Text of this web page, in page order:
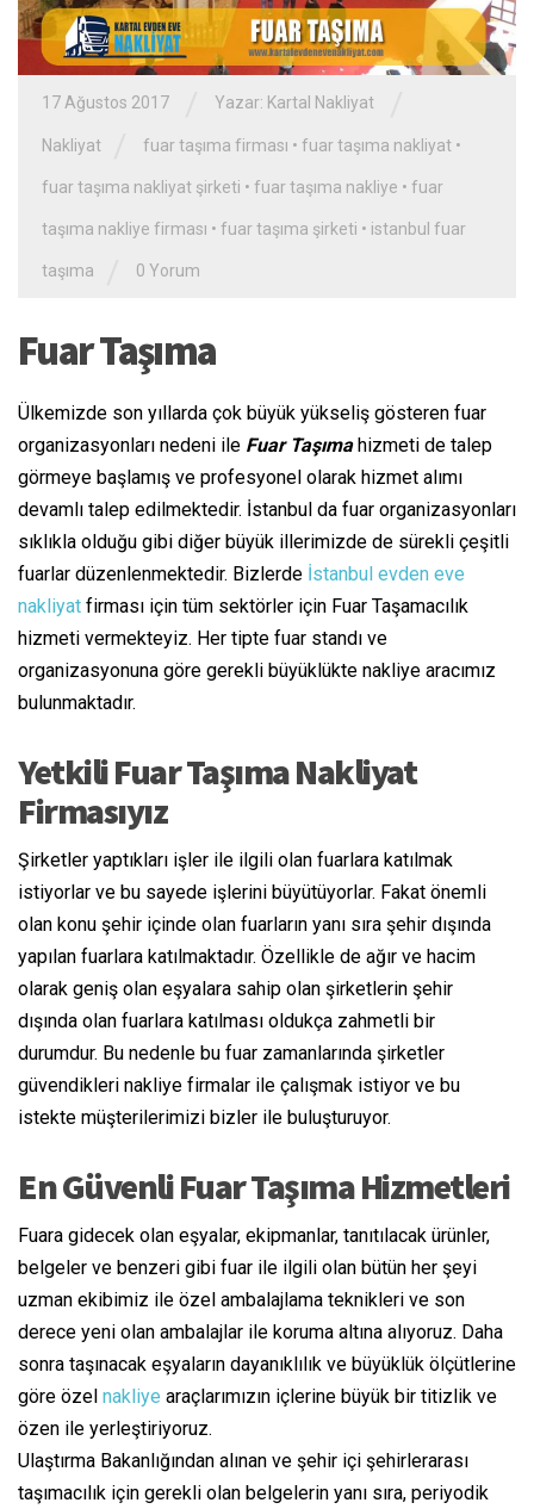
17 Ağustos 2017 Yazar: Kartal Nakliyat
Nakliyat fuar taşıma firması • fuar taşıma nakliyat •
fuar taşıma nakliyat şirketi • fuar taşıma nakliye • fuar
taşıma nakliye firması • fuar taşıma şirketi • istanbul fuar
taşıma 0 Yorum
Fuar Taşıma
Ülkemizde son yıllarda çok büyük yükseliş gösteren fuar
organizasyonları nedeni ile Fuar Taşımahizmeti de talep
görmeye başlamış ve profesyonel olarak hizmet alımı
devamlı talep edilmektedir. İstanbul da fuar organizasyonları
sıklıkla olduğu gibi diğer büyük illerimizde de sürekli çeşitli
fuarlar düzenlenmektedir. Bizlerde İstanbul evden eve
nakliyat firması için tüm sektörler için Fuar Taşamacılık
hizmeti vermekteyiz. Her tipte fuar standı ve
organizasyonuna göre gerekli büyüklükte nakliye aracımız
bulunmaktadır.
Yetkili Fuar Taşıma Nakliyat
Firmasıyız
Şirketler yaptıkları işler ile ilgili olan fuarlara katılmak
istiyorlar ve bu sayede işlerini büyütüyorlar. Fakat önemli
olan konu şehir içinde olan fuarların yanı sıra şehir dışında
yapılan fuarlara katılmaktadır. Özellikle de ağır ve hacim
olarak geniş olan eşyalara sahip olan şirketlerin şehir
dışında olan fuarlara katılması oldukça zahmetli bir
durumdur. Bu nedenle bu fuar zamanlarında şirketler
güvendikleri nakliye firmalar ile çalışmak istiyor ve bu
istekte müşterilerimizi bizler ile buluşturuyor.
En Güvenli Fuar Taşıma Hizmetleri
Fuara gidecek olan eşyalar, ekipmanlar, tanıtılacak ürünler,
belgeler ve benzeri gibi fuar ile ilgili olan bütün her şeyi
uzman ekibimiz ile özel ambalajlama teknikleri ve son
derece yeni olan ambalajlar ile koruma altına alıyoruz. Daha
sonra taşınacak eşyaların dayanıklılık ve büyüklük ölçütlerine
göre özel nakliye araçlarımızın içlerine büyük bir titizlik ve
özen ile yerleştiriyoruz.
Ulaştırma Bakanlığından alınan ve şehir içi şehirlerarası
taşımacılık için gerekli olan belgelerin yanı sıra, periyodik